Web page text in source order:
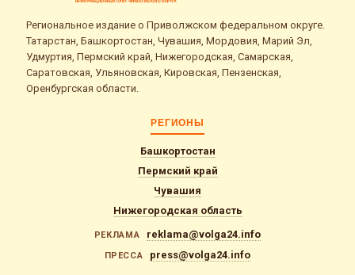
Региональное издание о Приволжском федеральном округе.
Татарстан, Башкортостан, Чувашия, Мордовия, Марий Эл,
Удмуртия, Пермский край, Нижегородская, Самарская,
Саратовская, Ульяновская, Кировская, Пензенская,
Оренбургская области.
РЕГИОНЫ
Башкортостан
Пермский край
Чувашия
Нижегородская область
РЕКЛАМА reklama@volga24.info
ПРЕССА press@volga24.info